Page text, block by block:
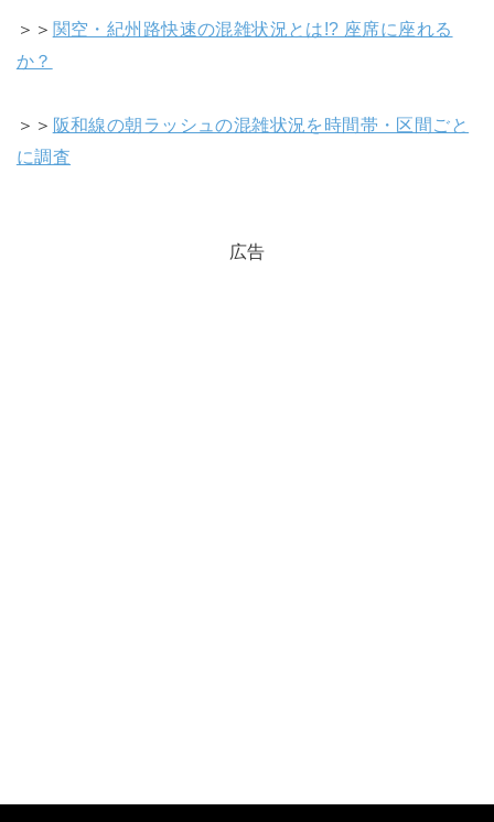
＞＞ 関空・紀州路快速の混雑状況とは!? 座席に座れる
か？
＞＞ 阪和線の朝ラッシュの混雑状況を時間帯・区間ごと
に調査
広告